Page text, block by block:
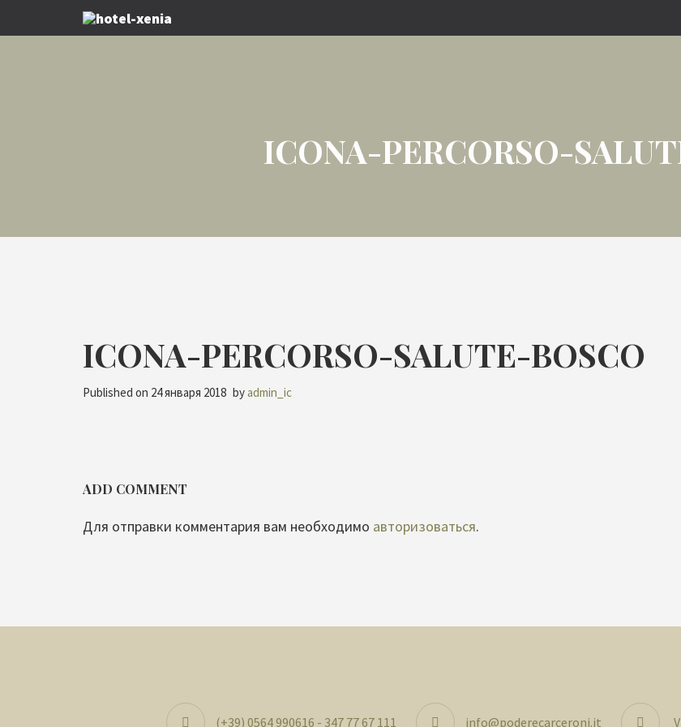
ICONA-PERCORSO-
ICONA-PERCORSO-SALUTE-BOSCO
Published on 24 января 2018 byadmin_ic
ADD COMMENT
Для отправки комментария вам необходимо авторизоваться.
(+39) 0564 990616 - 347 77 67 111 info@poderecarceroni.it